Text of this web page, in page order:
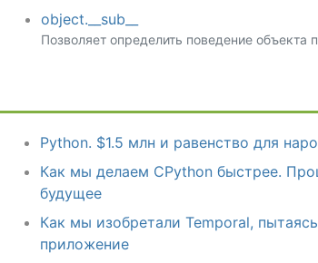
object.__sub__
Позволяет определить поведение объекта
Python. $1.5 млн и равенство для
Как мы делаем CPython быстрее.
будущее
Как мы изобретали Temporal,
приложение